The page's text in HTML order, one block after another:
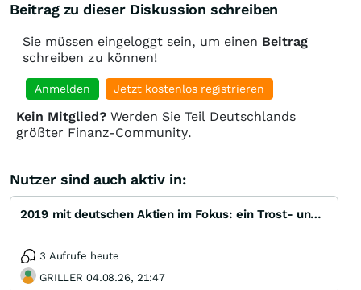
Beitrag zu dieser Diskussion schreiben
Sie müssen eingeloggt sein, um einen Beitrag
schreiben zu können!
Anmelden Jetzt kostenlos registrieren
Kein Mitglied? Werden Sie Teil Deutschlands
größter Finanz-Community.
Nutzer sind auch aktiv in:
2019 mit deutschen Aktien im Fokus: ein Trost- und Bittsteller-Thread
3 Aufrufe heute
GRILLER 04.08.26, 21:47